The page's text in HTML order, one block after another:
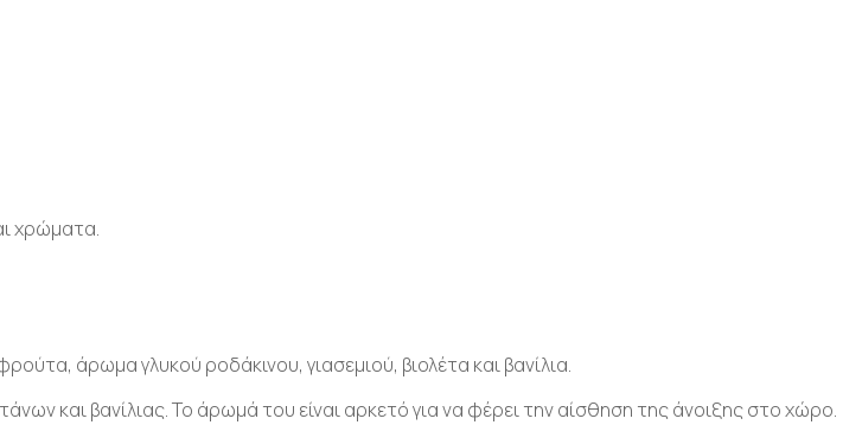
χρώματα.
άρωμα γλυκού ροδάκινου, γιασεμιού, βιολέτα και βανίλια.
και βανίλιας. Το άρωμά του είναι αρκετό για να φέρει την αίσθηση της άνοιξης στο χώρο.